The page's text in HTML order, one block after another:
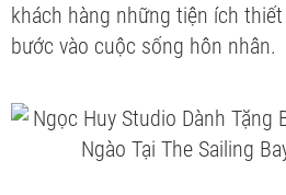
khách hàng những tiện ích
bước vào cuộc sống hôn nhân.